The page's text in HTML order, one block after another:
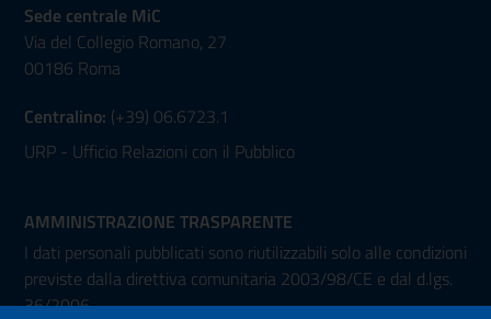
Sede centrale MiC
Via del Collegio Romano, 27
00186 Roma
Centralino: (+39) 06.6723.1
URP - Ufficio Relazioni con il Pubblico
AMMINISTRAZIONE TRASPARENTE
I dati personali pubblicati sono riutilizzabili solo alle condizioni
previste dalla direttiva comunitaria 2003/98/CE e dal d.lgs.
36/2006